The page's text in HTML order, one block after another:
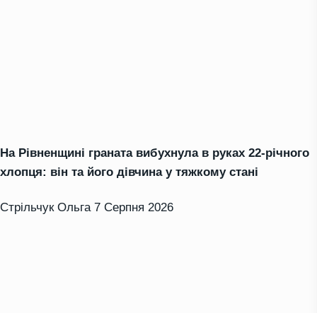
На Рівненщині граната вибухнула в руках 22-річного
хлопця: він та його дівчина у тяжкому стані
Стрільчук Ольга 7 Серпня 2026